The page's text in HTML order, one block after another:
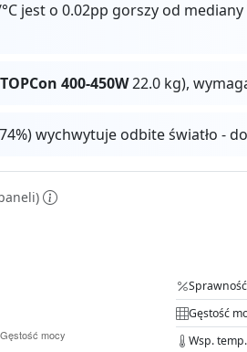
jest o 0.02pp gorszy od mediany
TOPCon 400-450W22.0 kg),
wychwytuje odbite światło -
Sprawność
Gęstość
Wsp. temp.